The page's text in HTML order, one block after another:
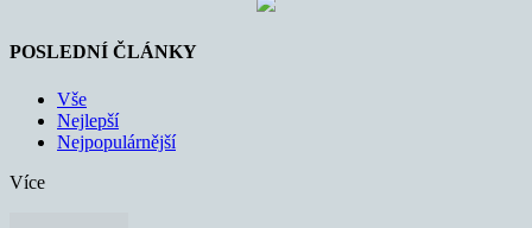
POSLEDNÍ ČLÁNKY
Vše
Nejlepší
Nejpopulárnější
Více